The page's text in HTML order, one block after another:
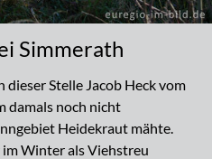
Simmerath
Stelle Jacob Heck vom
damals noch nicht
Heidekraut mähte.
Winter als Viehstreu